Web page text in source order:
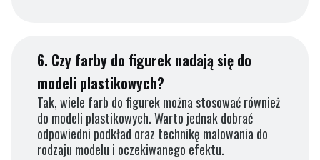
6. Czy farby do figurek nadają się do
modeli plastikowych?
Tak, wiele farb do figurek można stosować również
do modeli plastikowych. Warto jednak dobrać
odpowiedni podkład oraz technikę malowania do
rodzaju modelu i oczekiwanego efektu.